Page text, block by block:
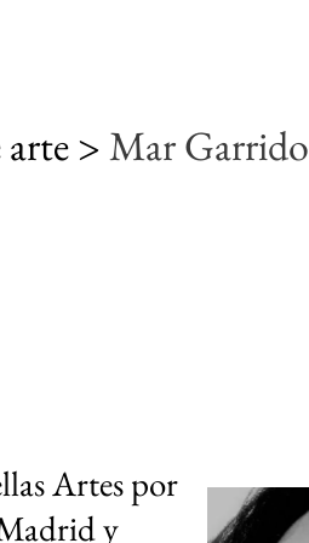
> Mar Garrido
Artes por
y